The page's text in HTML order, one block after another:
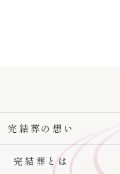
完結葬の想い
完結葬とは